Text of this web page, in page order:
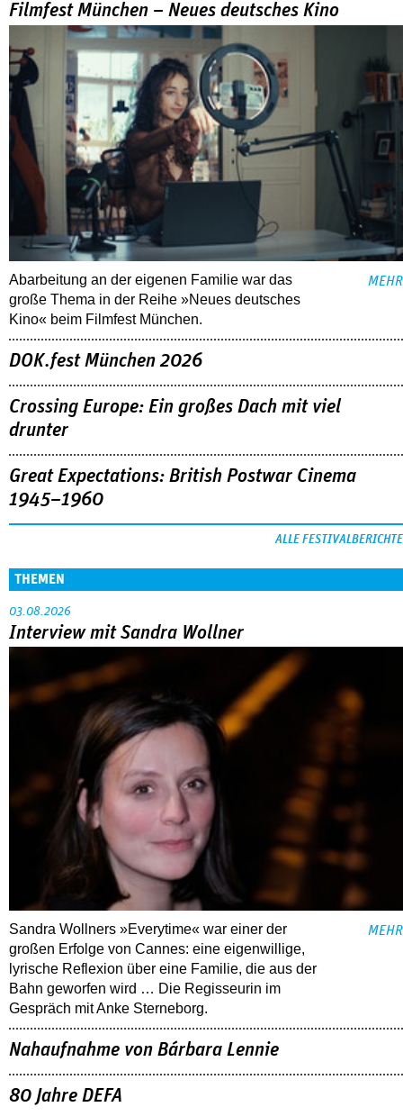
Filmfest München – Neues deutsches Kino
Abarbeitung an der eigenen Familie war das
große Thema in der Reihe »Neues deutsches
Kino« beim Filmfest München.
MEHR
DOK.fest München 2026
Crossing Europe: Ein großes Dach mit viel
drunter
Great Expectations: British Postwar Cinema
1945–1960
ALLE FESTIVALBERICHTE
THEMEN
03.08.2026
Interview mit Sandra Wollner
Sandra Wollners »Everytime« war einer der
großen Erfolge von Cannes: eine eigenwillige,
lyrische Reflexion über eine ­Familie, die aus der
Bahn geworfen wird … Die Regisseurin im
Gespräch mit Anke Sterneborg.
MEHR
Nahaufnahme von Bárbara Lennie
80 Jahre DEFA